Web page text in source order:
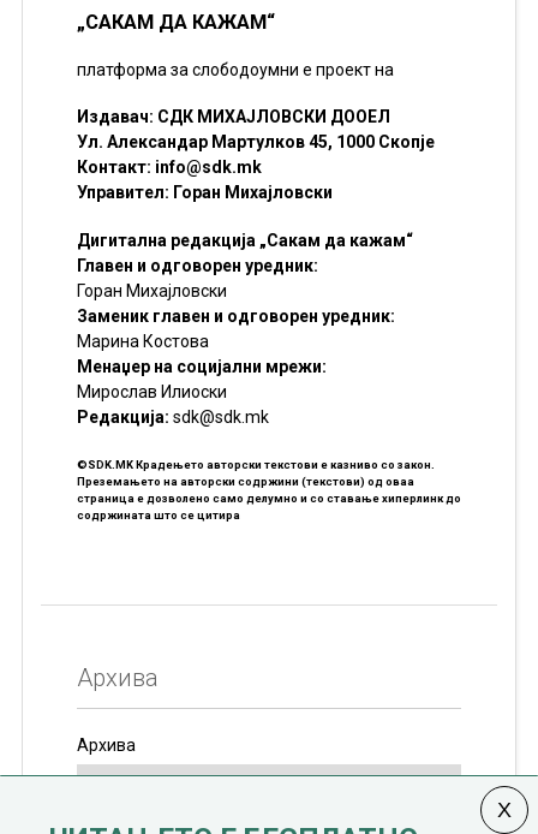
„САКАМ ДА КАЖАМ“
платформа за слободоумни е проект на
Издавач: СДК МИХАЈЛОВСКИ ДООЕЛ
Ул. Александар Мартулков 45, 1000 Скопје
Контакт: info@sdk.mk
Управител: Горан Михајловски
Дигитална редакција „Сакам да кажам“
Главен и одговорен уредник:
Горан Михајловски
Заменик главен и одговорен уредник:
Марина Костова
Менаџер на социјални мрежи:
Мирослав Илиоски
Редакцијa: sdk@sdk.mk
©SDK.MK Крадењето авторски текстови е казниво со закон.
Преземањето на авторски содржини (текстови) од оваа
страница е дозволено само делумно и со ставање хиперлинк до
содржината што се цитира
Архива
Архива